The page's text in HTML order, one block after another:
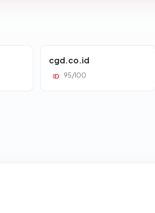
cgd.co.id
ID 95/100